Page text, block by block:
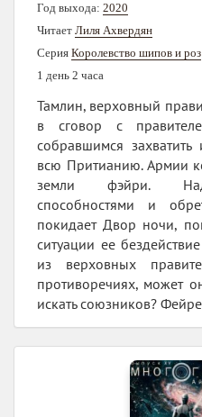
Год выхода: 2020
Читает Лиля Ахвердян
Серия Королевство шипов и роз
1 день 2 часа
Тамлин, верховный
в сговор с
собравшимся
всю Притианию. Армии
земли фэйри.
способностями и
покидает Двор ночи,
ситуации ее
из верховных
противоречиях, может
искать союзников?